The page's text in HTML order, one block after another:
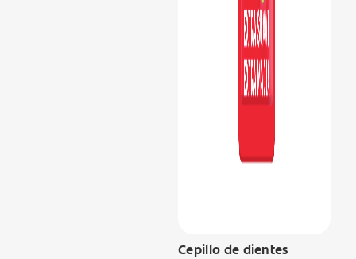
Cepillo de dientes